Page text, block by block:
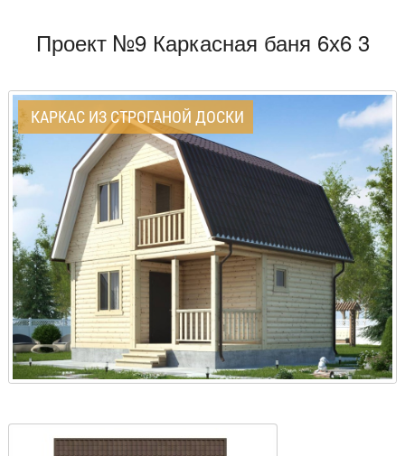
Проект №9 Каркасная баня 6х6 3
КАРКАС ИЗ СТРОГАНОЙ ДОСКИ